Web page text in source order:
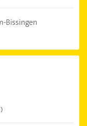
Bissingen